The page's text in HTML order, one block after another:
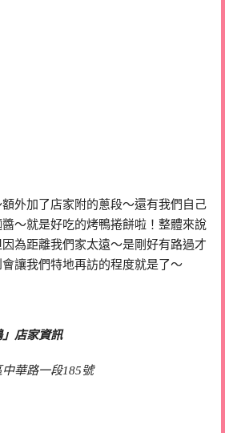
外加了店家附的蔥段～還有我們自己
～就是好吃的烤鴨捲餅啦！整體來說
為距離我們家太遠～是剛好有路過才
讓我們特地再訪的程度就是了～
」店家資訊
華路一段185號